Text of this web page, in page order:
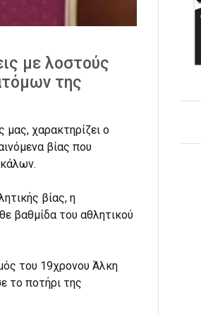
με λοστούς
της
χαρακτηρίζει ο
βίας που
βίας, η
βαθμίδα του αθλητικού
του 19χρονου Άλκη
το ποτήρι της